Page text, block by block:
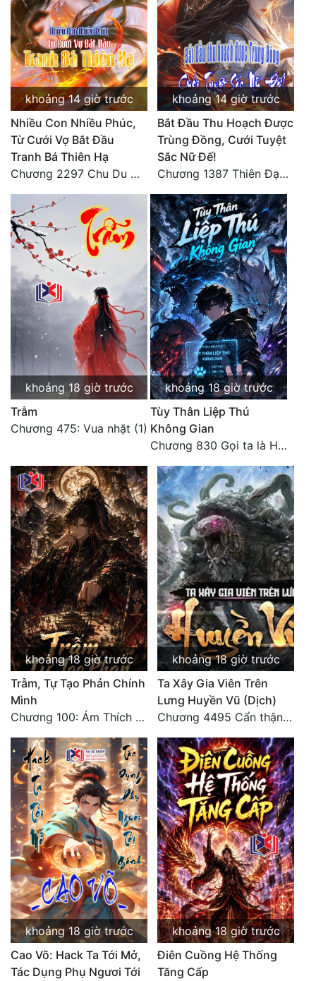
khoảng 14 giờ trước
Nhiều Con Nhiều Phúc,
Từ Cưới Vợ Bắt Đầu
Tranh Bá Thiên Hạ
Chương 2297 Chu Du Du mang thai
khoảng 14 giờ trước
Bắt Đầu Thu Hoạch Được
Trùng Đồng, Cưới Tuyệt
Sắc Nữ Đế!
Chương 1387 Thiên Đạo đắc ý
khoảng 18 giờ trước
Trẫm
Chương 475: Vua nhặt (1)
khoảng 18 giờ trước
Tùy Thân Liệp Thú
Không Gian
Chương 830 Gọi ta là Hòa Sa
khoảng 18 giờ trước
Trẫm, Tự Tạo Phản Chính
Mình
Chương 100: Ám Thích Trên Vân Sơn
khoảng 18 giờ trước
Ta Xây Gia Viên Trên
Lưng Huyền Vũ (Dịch)
Chương 4495 Cẩn thận một chút vẫn là tốt.
khoảng 18 giờ trước
Cao Võ: Hack Ta Tới Mở,
Tác Dụng Phụ Ngươi Tới
khoảng 18 giờ trước
Điên Cuồng Hệ Thống
Tăng Cấp